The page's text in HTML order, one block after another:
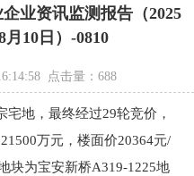
业资讯监测报告（2025
月10日）-0810
点击量： 688
地，最终经过29轮竞价，
万元，楼面价20364元/
块为宝安新桥A319-1225地